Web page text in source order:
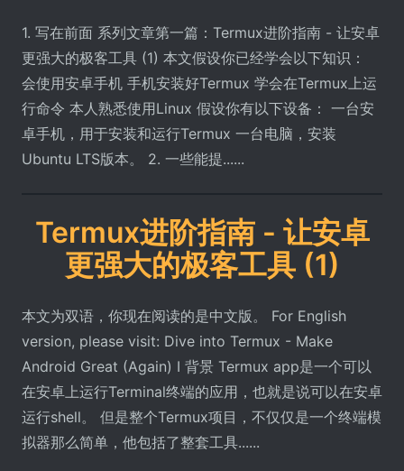
1. 写在前面 系列文章第一篇：Termux进阶指南 - 让安卓
更强大的极客工具 (1) 本文假设你已经学会以下知识：
会使用安卓手机 手机安装好Termux 学会在Termux上运
行命令 本人熟悉使用Linux 假设你有以下设备： 一台安
卓手机，用于安装和运行Termux 一台电脑，安装
Ubuntu LTS版本。 2. 一些能提......
Termux进阶指南 - 让安卓
更强大的极客工具 (1)
本文为双语，你现在阅读的是中文版。 For English
version, please visit: Dive into Termux - Make
Android Great (Again) I 背景 Termux app是一个可以
在安卓上运行Terminal终端的应用，也就是说可以在安卓
运行shell。 但是整个Termux项目，不仅仅是一个终端模
拟器那么简单，他包括了整套工具......